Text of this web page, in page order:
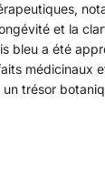
et la
bleu a été
médicinaux
trésor